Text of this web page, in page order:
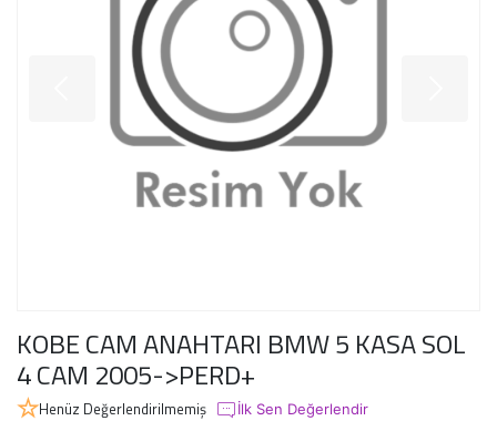
KOBE CAM ANAHTARI BMW 5 KASA SOL
4 CAM 2005->PERD+
Henüz Değerlendirilmemiş İlk Sen Değerlendir